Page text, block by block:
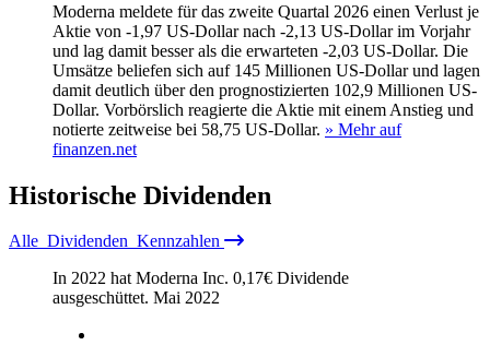
Moderna meldete für das zweite Quartal 2026 einen Verlust je
Aktie von -1,97 US-Dollar nach -2,13 US-Dollar im Vorjahr
und lag damit besser als die erwarteten -2,03 US-Dollar. Die
Umsätze beliefen sich auf 145 Millionen US-Dollar und lagen
damit deutlich über den prognostizierten 102,9 Millionen US-
Dollar. Vorbörslich reagierte die Aktie mit einem Anstieg und
notierte zeitweise bei 58,75 US-Dollar. » Mehr auf
finanzen.net
Historische Dividenden
Alle Dividenden Kennzahlen
In 2022 hat Moderna Inc. 0,17€ Dividende
ausgeschüttet. Mai 2022